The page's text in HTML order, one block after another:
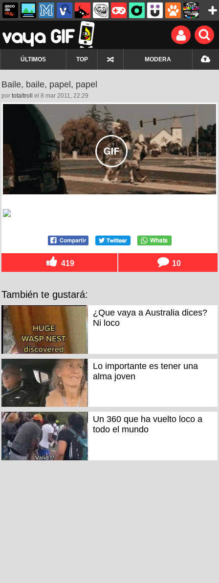
ÚLTIMOS TOP MODERA
Baile, baile, papel, papel
por totaltroll el 8 mar 2011, 22:29
419 10
También te gustará:
¿Que vaya a Australia dices?
Ni loco
Lo importante es tener una
alma joven
Un 360 que ha vuelto loco a
todo el mundo